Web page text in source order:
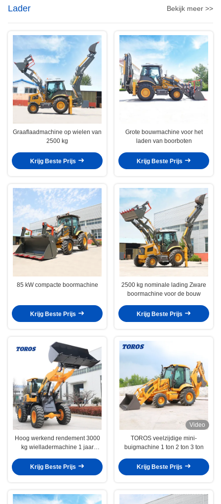
Lader Bekijk meer >>
Graaflaadmachine op wielen van
2500 kg
Krijg Beste Prijs
Grote bouwmachine voor het
laden van boorboten
Krijg Beste Prijs
85 kW compacte boormachine
Krijg Beste Prijs
2500 kg nominale lading Zware
boormachine voor de bouw
Krijg Beste Prijs
Hoog werkend rendement 3000
kg wielladermachine 1 jaar
Krijg Beste Prijs
Video
TOROS veelzijdige mini-
buigmachine 1 ton 2 ton 3 ton
Krijg Beste Prijs